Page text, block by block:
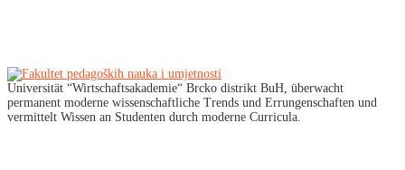
Universität “Wirtschaftsakademie“ Brcko distrikt BuH, überwacht
permanent moderne wissenschaftliche Trends und Errungenschaften und
vermittelt Wissen an Studenten durch moderne Curricula.